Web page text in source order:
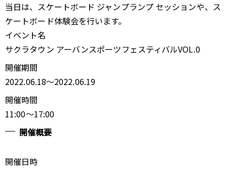
当日は、スケートボード ジャンプランプ セッションや、ス
ケートボード体験会を行います。
イベント名
サクラタウン アーバンスポーツフェスティバルVOL.0
開催期間
2022.06.18〜2022.06.19
開催時間
11:00～17:00
開催概要
開催日時